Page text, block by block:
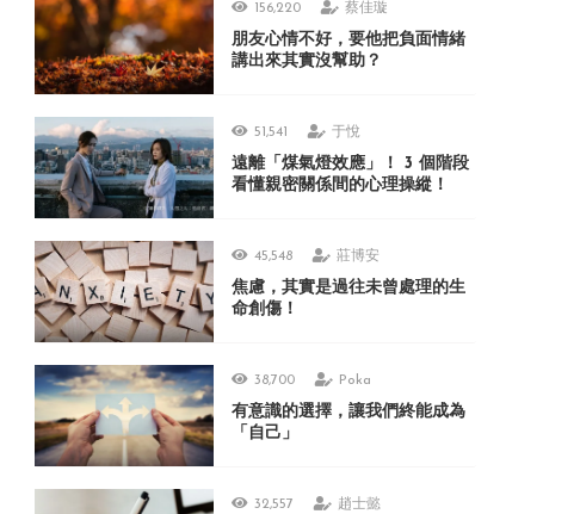
156,220 蔡佳璇
朋友心情不好，要他把負面情緒
講出來其實沒幫助？
51,541 于悅
遠離「煤氣燈效應」！ 3 個階段
看懂親密關係間的心理操縱！
45,548 莊博安
焦慮，其實是過往未曾處理的生
命創傷！
38,700 Poka
有意識的選擇，讓我們終能成為
「自己」
32,557 趙士懿